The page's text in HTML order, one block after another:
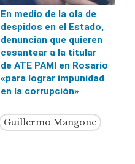
En medio de la ola de
despidos en el Estado,
denuncian que quieren
cesantear a la titular
de ATE PAMI en Rosario
«para lograr impunidad
en la corrupción»
Guillermo Mangone